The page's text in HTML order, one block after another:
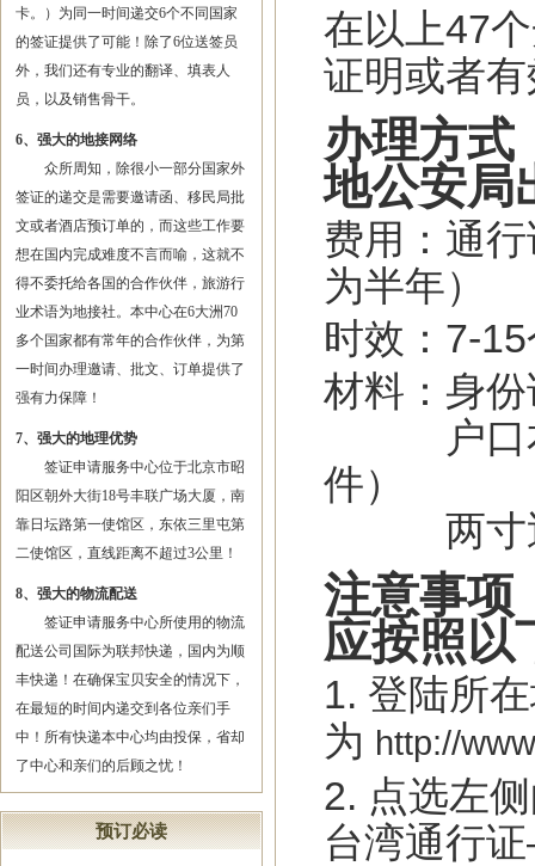
卡。）为同一时间递交6个不同国家
的签证提供了可能！除了6位送签员
外，我们还有专业的翻译、填表人
员，以及销售骨干。
6、强大的地接网络
众所周知，除很小一部分国家外
签证的递交是需要邀请函、移民局批
文或者酒店预订单的，而这些工作要
想在国内完成难度不言而喻，这就不
得不委托给各国的合作伙伴，旅游行
业术语为地接社。本中心在6大洲70
多个国家都有常年的合作伙伴，为第
一时间办理邀请、批文、订单提供了
强有力保障！
7、强大的地理优势
签证申请服务中心位于北京市昭
阳区朝外大街18号丰联广场大厦，南
靠日坛路第一使馆区，东依三里屯第
二使馆区，直线距离不超过3公里！
8、强大的物流配送
签证申请服务中心所使用的物流
配送公司国际为联邦快递，国内为顺
丰快递！在确保宝贝安全的情况下，
在最短的时间内递交到各位亲们手
中！所有快递本中心均由投保，省却
了中心和亲们的后顾之忧！
预订必读
在以上47
证明或者
办理方式
地公安局
费用：通
为半年）
时效：7-
材料：身
户口本
件）
两寸近
注意事项
应按照以
1. 登陆所
为 http://
2. 点选左
台湾通行